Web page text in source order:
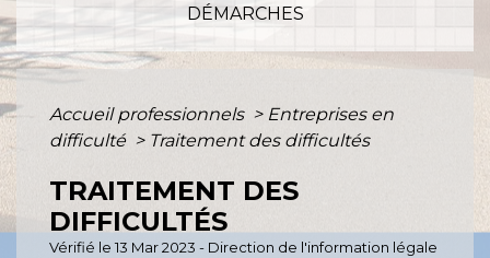
DÉMARCHES
Accueil professionnels > Entreprises en
difficulté > Traitement des difficultés
TRAITEMENT DES
DIFFICULTÉS
Vérifié le 13 Mar 2023 - Direction de l'information légale